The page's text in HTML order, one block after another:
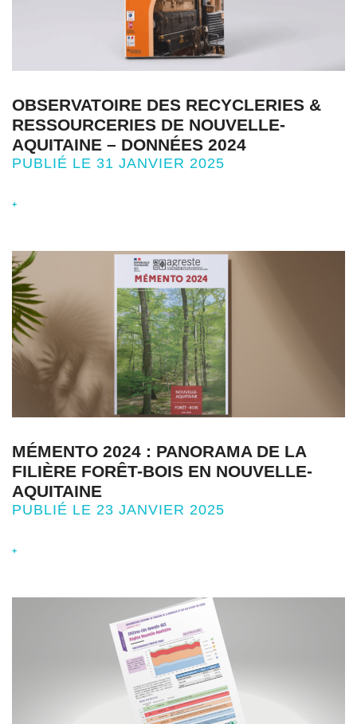
OBSERVATOIRE DES RECYCLERIES &
RESSOURCERIES DE NOUVELLE-
AQUITAINE – DONNÉES 2024
PUBLIÉ LE 31 JANVIER 2025
+
MÉMENTO 2024 : PANORAMA DE LA
FILIÈRE FORÊT-BOIS EN NOUVELLE-
AQUITAINE
PUBLIÉ LE 23 JANVIER 2025
+